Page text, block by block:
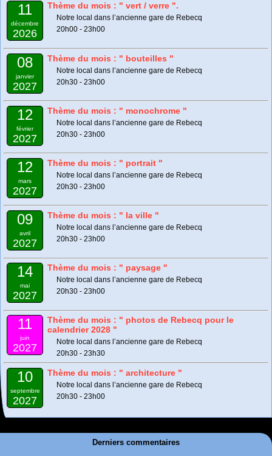
11
décembre
2026
Thème du mois : " vert / verre ".
Notre local dans l’ancienne gare de Rebecq
20h00 - 23h00
08
janvier
2027
Thème du mois : " bouteilles "
Notre local dans l’ancienne gare de Rebecq
20h30 - 23h00
12
février
2027
Thème du mois : " monochrome "
Notre local dans l’ancienne gare de Rebecq
20h30 - 23h00
12
mars
2027
Thème du mois : " portrait "
Notre local dans l’ancienne gare de Rebecq
20h30 - 23h00
09
avril
2027
Thème du mois : " la ville "
Notre local dans l’ancienne gare de Rebecq
20h30 - 23h00
14
mai
2027
Thème du mois : " paysage "
Notre local dans l’ancienne gare de Rebecq
20h30 - 23h00
11
juin
2027
Thème du mois : " photos de Rebecq pour le
calendrier 2028 "
Notre local dans l’ancienne gare de Rebecq
20h30 - 23h30
10
septembre
2027
Thème du mois : " architecture "
Notre local dans l’ancienne gare de Rebecq
20h30 - 23h00
Derniers commentaires